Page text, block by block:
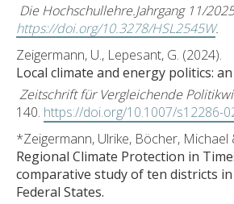
Die Hochschullehre.Jahrgang 11/
https://doi.org/10.3278/HSL2545W.
Zeigermann, U., Lepesant, G. (2024).
Local climate and energy politics:
Zeitschrift für Vergleichende
140. https://doi.org/10.1007/s12286-
*Zeigermann, Ulrike, Böcher, Michael
Regional Climate Protection in
comparative study of ten districts
Federal States.